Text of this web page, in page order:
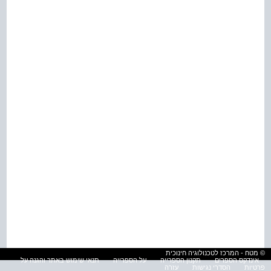
© מטח - המרכז לטכנולוגיה חינוכית
אינדקס הספרים
תקנון הספרייה על הספרייה
תנאי שימוש באתר והגנה על
פרטיות
הסדרי נגישות עזרה